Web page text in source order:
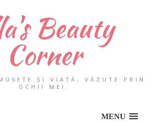
Beauty
Corner
ȘI VIAȚĂ, VĂZUTE PRIN
OCHII MEI.
MENU